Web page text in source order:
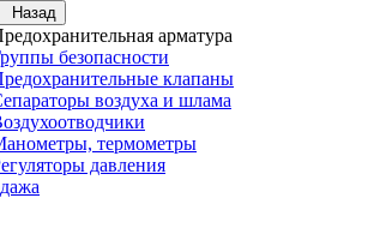
Назад
арматура
безопасности
клапаны
воздуха и шлама
термометры
давления